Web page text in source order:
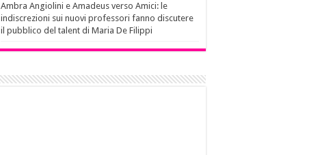
Ambra Angiolini e Amadeus verso Amici: le
indiscrezioni sui nuovi professori fanno discutere
il pubblico del talent di Maria De Filippi